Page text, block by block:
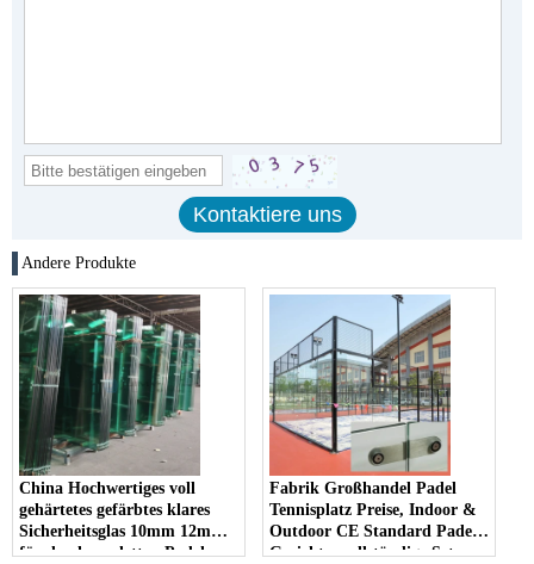
Andere Produkte
China Hochwertiges voll
gehärtetes gefärbtes klares
Sicherheitsglas 10mm 12mm
für den kompletten Padel-
Fabrik Großhandel Padel
Tennisplatz Preise, Indoor &
Outdoor CE Standard Padel
Gerichte, vollständige Set